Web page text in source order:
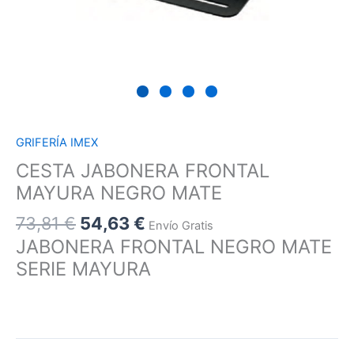
GRIFERÍA IMEX
CESTA JABONERA FRONTAL
MAYURA NEGRO MATE
73,81€ 54,63€ Envío Gratis
JABONERA FRONTAL NEGRO MATE
SERIE MAYURA